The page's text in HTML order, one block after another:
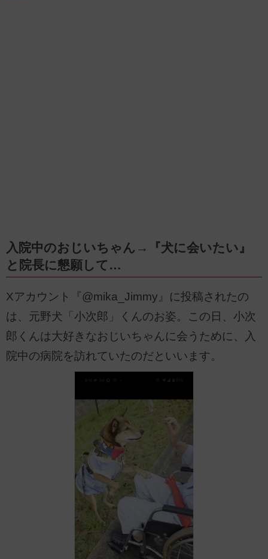
入院中のおじいちゃん→『犬に会いたい』
と院長に懇願して…
Xアカウント『@mika_Jimmy』に投稿されたの
は、元野犬「小次郎」くんのお姿。この日、小次
郎くんは大好きなおじいちゃんに会うために、入
院中の病院を訪れていたのだといいます。